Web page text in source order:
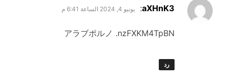
يقول
aXHnK3
: يونيو 4, 2024 الساعة 6:41 م
アラブポルノ .nzFXKM4TpBN
رد